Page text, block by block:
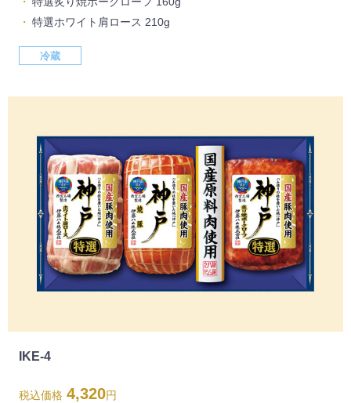
特選ホワイト肩ロース 210g
冷蔵
IKE-4
税込価格 4,320円